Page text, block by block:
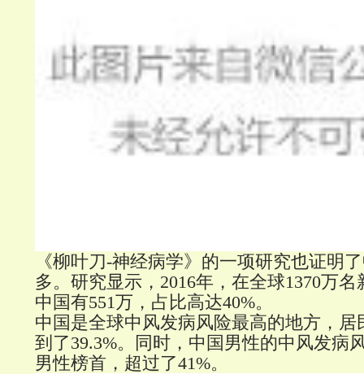
《柳叶刀-神经病学》的一项研究也证明
多。研究显示，2016年，在全球1370万
中国有551万，占比高达40%。
中国是全球中风发病风险最高的地方，居
到了39.3%。同时，中国男性的中风发病
男性榜首，超过了41%。